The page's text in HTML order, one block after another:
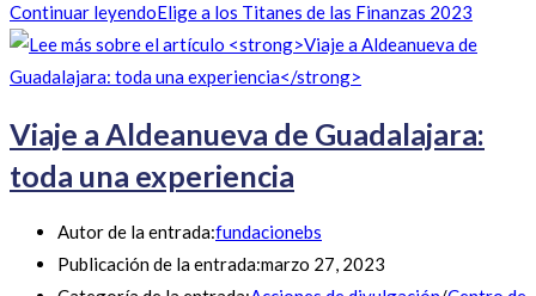
Continuar leyendoElige a los Titanes de las Finanzas 2023
Viaje a Aldeanueva de Guadalajara:
toda una experiencia
Autor de la entrada:fundacionebs
Publicación de la entrada:marzo 27, 2023